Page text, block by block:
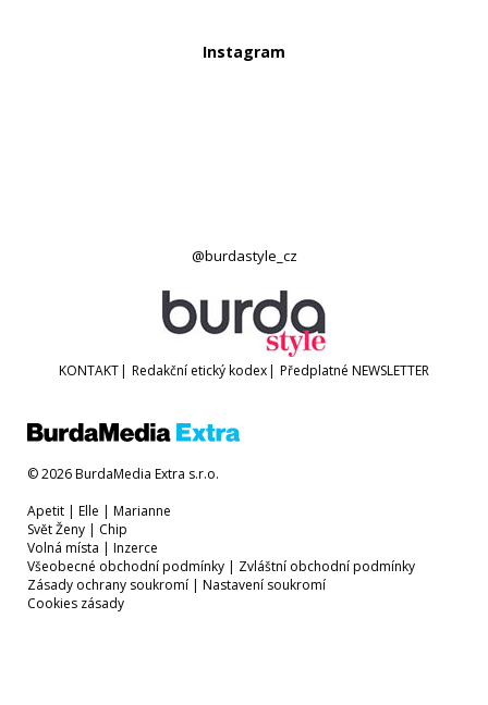
Instagram
@burdastyle_cz
KONTAKT| Redakční etický kodex| Předplatné NEWSLETTER
© 2026 BurdaMedia Extra s.r.o.
Apetit | Elle | Marianne
Svět Ženy | Chip
Volná místa | Inzerce
Všeobecné obchodní podmínky | Zvláštní obchodní podmínky
Zásady ochrany soukromí | Nastavení soukromí
Cookies zásady